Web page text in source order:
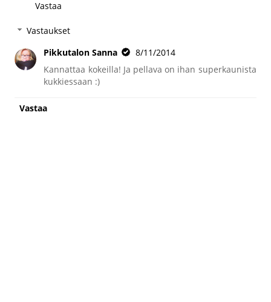
Vastaa
Vastaukset
Pikkutalon Sanna
8/11/2014
Kannattaa kokeilla! Ja pellava on ihan superkaunista
kukkiessaan :)
Vastaa